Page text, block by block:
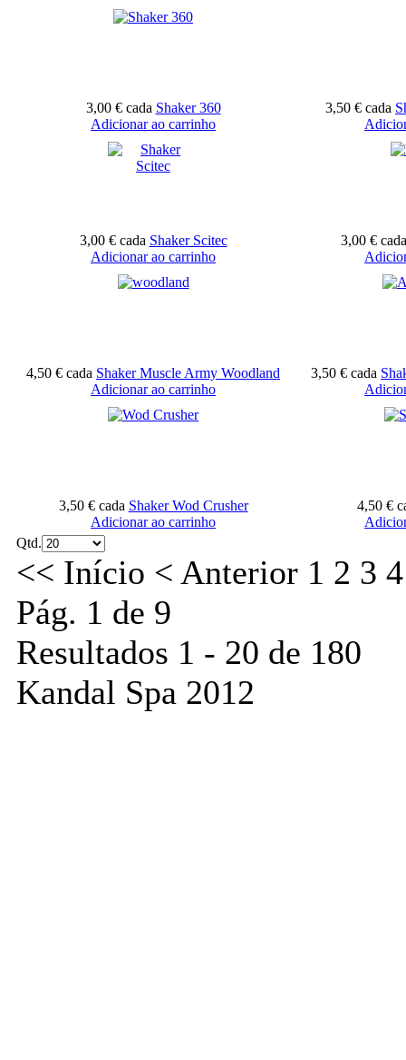
3,00 € cada Shaker 360
Adicionar ao carrinho
3,50 € cada
3,00 € cada Shaker Scitec
Adicionar ao carrinho
3,00 €
4,50 € cada Shaker Muscle Army Woodland
Adicionar ao carrinho
3,50 € cada
3,50 € cada Shaker Wod Crusher
Adicionar ao carrinho
4,50 €
Qtd.
<< Início < Anterior 1 2 3 4
Pág. 1 de 9
Resultados 1 - 20 de 180
Kandal Spa 2012